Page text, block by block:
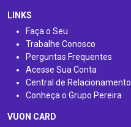
LINKS
Faça o Seu
Trabalhe Conosco
Perguntas Frequentes
Acesse Sua Conta
Central de Relacionamento
Conheça o Grupo Pereira
VUON CARD